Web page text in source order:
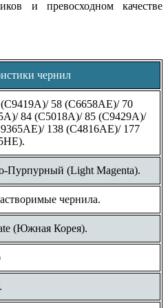
и превосходном качестве
чернил
58 (C6658AE)/ 70
84 (C5018A)/ 85 (C9429A)/
138 (C4816AE)/ 177
Пурпурный (Light Magenta).
чернила.
(Южная Корея).